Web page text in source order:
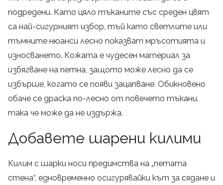
подредени. Като цяло тъканите със среден цвят
са най-сигурният избор, тъй като светлите или
тъмните нюанси лесно показват мръсотията и
износването. Кожата е чудесен материал за
избягване на петна, защото може лесно да се
избърше, когато се появи зацапване. Обикновено
обаче се драска по-лесно от повечето тъкани,
така че може да не издържа.
Добавете шарени килими
Килим с шарки носи предимства на „петата
стена“, едновременно осигурявайки кът за сядане и